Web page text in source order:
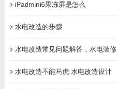
iPadmini6果冻屏是怎么
水电改造的步骤
水电改造常见问题解答，水电装修
水电改造不能马虎 水电改造设计